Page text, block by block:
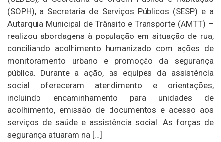
(SOPH), a Secretaria de Serviços Públicos (SESP) e a
Autarquia Municipal de Trânsito e Transporte (AMTT) –
realizou abordagens à população em situação de rua,
conciliando acolhimento humanizado com ações de
monitoramento urbano e promoção da segurança
pública. Durante a ação, as equipes da assistência
social ofereceram atendimento e orientações,
incluindo encaminhamento para unidades de
acolhimento, emissão de documentos e acesso aos
serviços de saúde e assistência social. As forças de
segurança atuaram na […]